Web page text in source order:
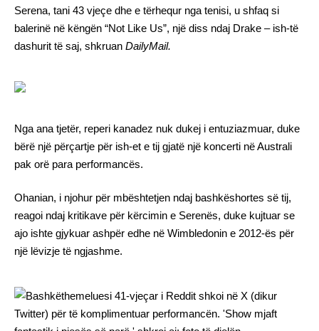
Serena, tani 43 vjeçe dhe e tërhequr nga tenisi, u shfaq si
balerinë në këngën “Not Like Us”, një diss ndaj Drake – ish-të
dashurit të saj, shkruan DailyMail.
Nga ana tjetër, reperi kanadez nuk dukej i entuziazmuar, duke
bërë një përçartje për ish-et e tij gjatë një koncerti në Australi
pak orë para performancës.
Ohanian, i njohur për mbështetjen ndaj bashkëshortes së tij,
reagoi ndaj kritikave për kërcimin e Serenës, duke kujtuar se
ajo ishte gjykuar ashpër edhe në Wimbledonin e 2012-ës për
një lëvizje të ngjashme.